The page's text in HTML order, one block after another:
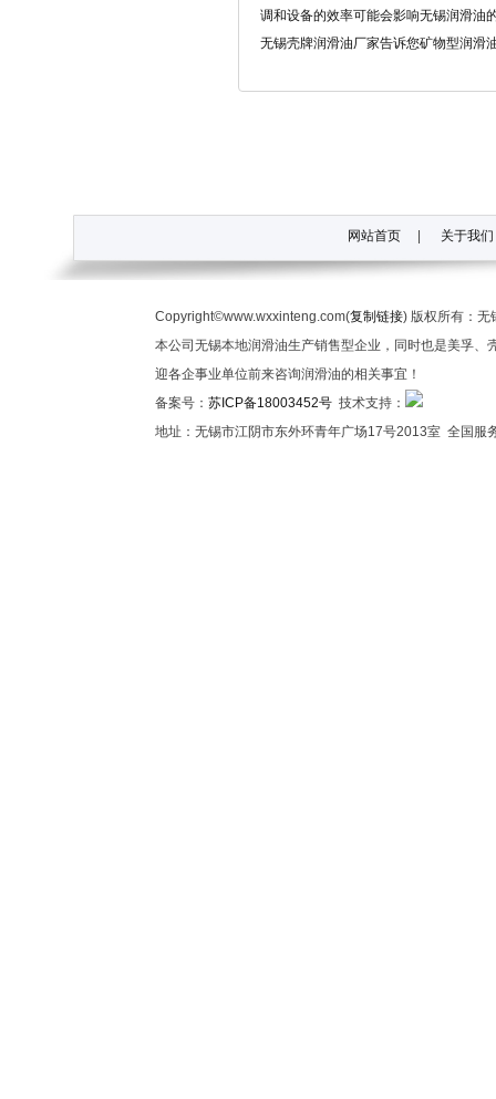
而设计
调和设备的效率可能会影响无锡润滑油
无锡壳牌润滑油厂家告诉您矿物型润滑
网站首页 关于我们
Copyright©www.wxxinteng.com(复制链接) 版权所有：无
本公司无锡本地润滑油生产销售型企业，同时也是美孚
迎各企事业单位前来咨询润滑油的相关事宜！
备案号： 苏ICP备18003452号 技术支持：
地址：无锡市江阴市东外环青年广场17号2013室 全国